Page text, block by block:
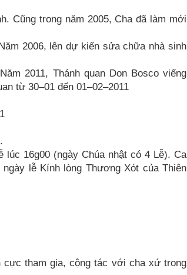
Cũng trong năm 2005, Cha đã làm mới
2006, lên dự kiến sửa chữa nhà sinh
2011, Thánh quan Don Bosco viếng
từ 30–01 đến 01–02–2011
lúc 16g00 (ngày Chúa nhật có 4 Lễ). Ca
lễ Kính lòng Thương Xót của Thiên
tham gia, cộng tác với cha xứ trong